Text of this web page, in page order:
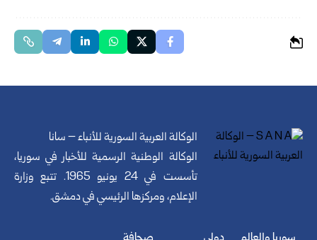
الوكالة العربية السورية للأنباء – سانا
الوكالة الوطنية الرسمية للأخبار في سوريا،
تأسست في 24 يونيو 1965. تتبع وزارة
الإعلام، ومركزها الرئيسي في دمشق.